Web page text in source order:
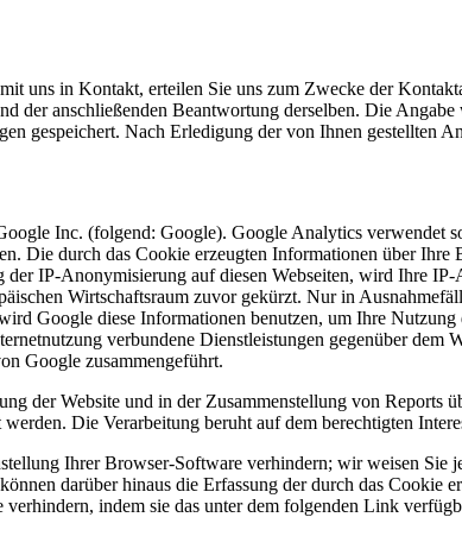
uns in Kontakt, erteilen Sie uns zum Zwecke der
der anschließenden Beantwortung derselben. Die
gespeichert. Nach Erledigung der von Ihnen gestellten
Inc. (folgend: Google). Google Analytics verwendet
Die durch das Cookie erzeugten Informationen über
IP-Anonymisierung auf diesen Webseiten, wird Ihre
Wirtschaftsraum zuvor gekürzt. Nur in
Google diese Informationen benutzen, um Ihre
verbundene Dienstleistungen gegenüber
Google zusammengeführt.
der Website und in der Zusammenstellung von Reports
Die Verarbeitung beruht auf dem berechtigten
Ihrer Browser-Software verhindern; wir weisen Sie
darüber hinaus die Erfassung der durch das Cookie
indem sie das unter dem folgenden Link